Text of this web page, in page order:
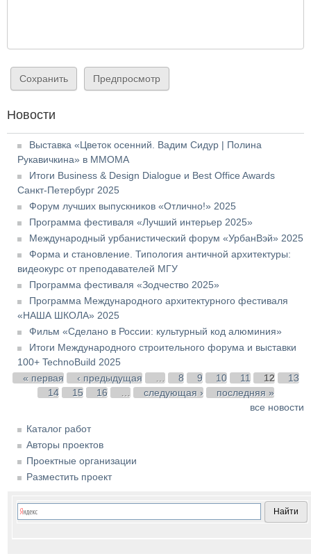
Новости
Выставка «Цветок осенний. Вадим Сидур | Полина
Рукавичкина» в ММОМА
Итоги Business & Design Dialogue и Best Office Awards
Санкт-Петербург 2025
Форум лучших выпускников «Отлично!» 2025
Программа фестиваля «Лучший интерьер 2025»
Международный урбанистический форум «УрбанВэй» 2025
Форма и становление. Типология античной архитектуры:
видеокурс от преподавателей МГУ
Программа фестиваля «Зодчество 2025»
Программа Международного архитектурного фестиваля
«НАША ШКОЛА» 2025
Фильм «Сделано в России: культурный код алюминия»
Итоги Международного строительного форума и выставки
100+ TechnoBuild 2025
Страницы
« первая ‹ предыдущая … 8 9 10 11 12
13
14
15 16 … следующая ›
последняя »
все новости
Каталог работ
Авторы проектов
Проектные организации
Разместить проект